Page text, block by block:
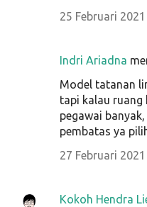
25 Februari
Indri Ariadna
Model tatanan
tapi kalau
pegawai
pembatas ya
27 Februari
Kokoh Hendra